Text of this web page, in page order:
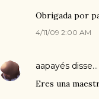
Obrigada por
4/11/09 2:00 AM
aapayésdisse…
Eres una